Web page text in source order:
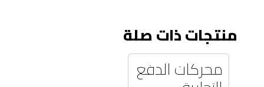
منتجات ذات صلة
محركات الدفع